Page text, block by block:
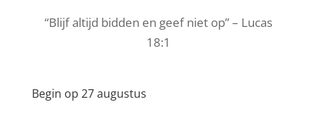
“Blijf altijd bidden en geef niet op” – Lucas
18:1
Begin op 27 augustus